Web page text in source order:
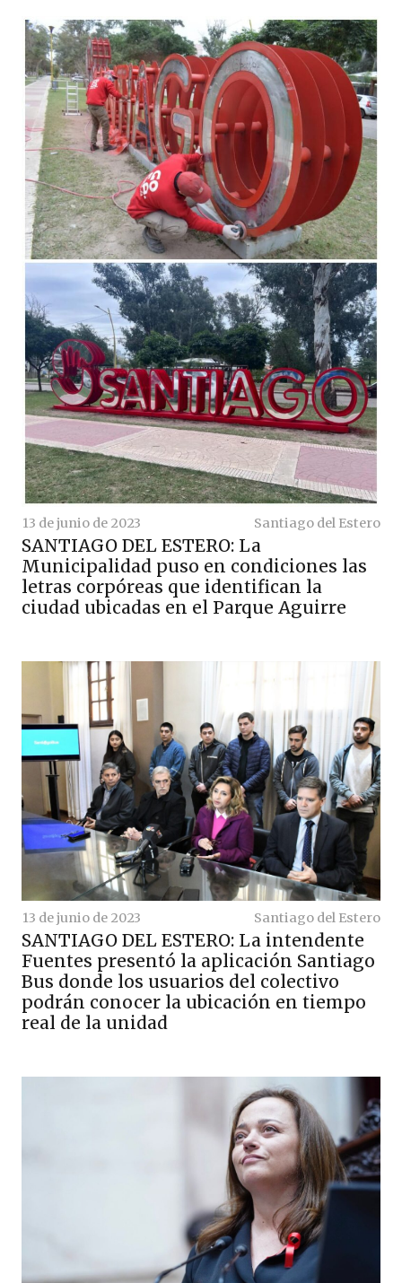
13 de junio de 2023 Santiago del Estero
SANTIAGO DEL ESTERO: La
Municipalidad puso en condiciones las
letras corpóreas que identifican la
ciudad ubicadas en el Parque Aguirre
13 de junio de 2023 Santiago del Estero
SANTIAGO DEL ESTERO: La intendente
Fuentes presentó la aplicación Santiago
Bus donde los usuarios del colectivo
podrán conocer la ubicación en tiempo
real de la unidad